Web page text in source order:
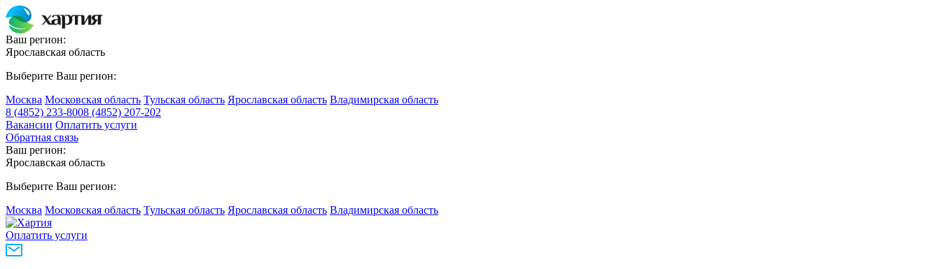
Ваш регион:
Ярославская область
Выберите Ваш регион:
Москва Московская область Тульская область Ярославская область Владимирская область
8 (4852) 233-8008 (4852) 207-202
Вакансии Оплатить услуги
Обратная связь
Ваш регион:
Ярославская область
Выберите Ваш регион:
Москва Московская область Тульская область Ярославская область Владимирская область
Оплатить услуги